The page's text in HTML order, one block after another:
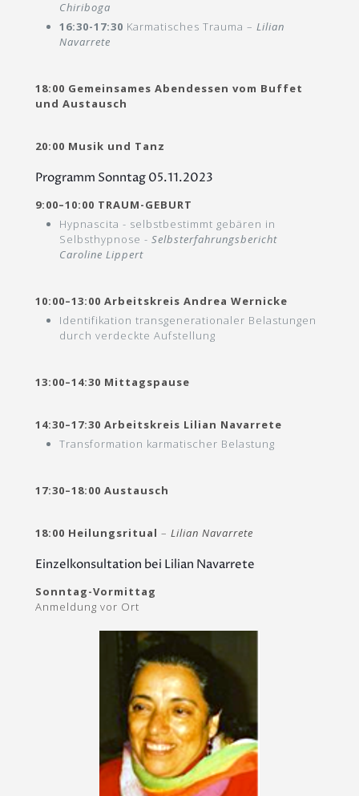
Chiriboga
16:30-17:30 Karmatisches Trauma –Lilian
Navarrete
18:00 Gemeinsames Abendessen vom Buffet
und Austausch
20:00 Musik und Tanz
Programm Sonntag 05.11.2023
9:00–10:00 TRAUM-GEBURT
Hypnascita - selbstbestimmt gebären in
Selbsthypnose -Selbsterfahrungsbericht
Caroline Lippert
10:00–13:00 Arbeitskreis Andrea Wernicke
Identifikation transgenerationaler Belastungen
durch verdeckte Aufstellung
13:00–14:30 Mittagspause
14:30–17:30 Arbeitskreis Lilian Navarrete
Transformation karmatischer Belastung
17:30–18:00 Austausch
18:00 Heilungsritual –Lilian Navarrete
Einzelkonsultation bei Lilian Navarrete
Sonntag-Vormittag
Anmeldung vor Ort